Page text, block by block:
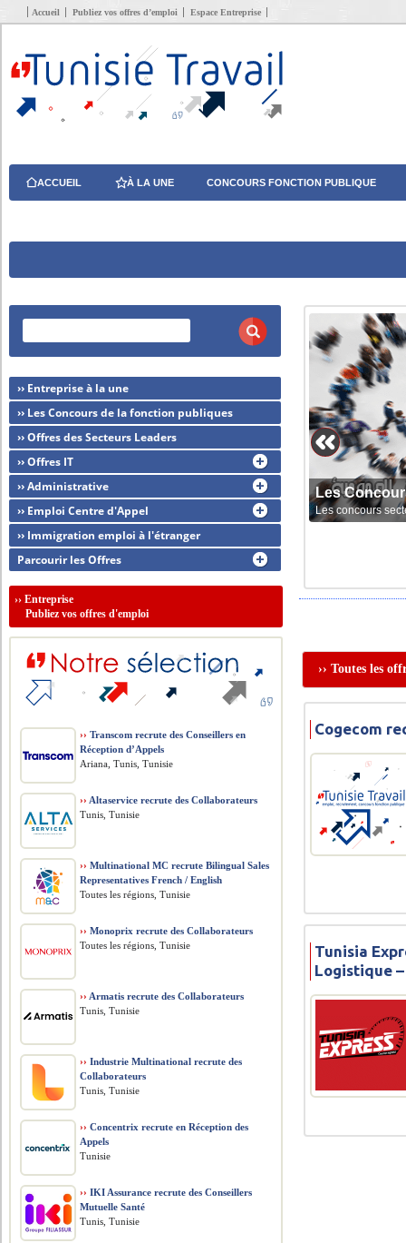
Accueil Publiez vos offres d’emploi Espace Entreprise
ACCUEIL À LA UNE CONCOURS FONCTION PUBLIQUE
Les
Les concours
›› Toutes les
Cogecom
Tunisia
Logistique –
›› Entreprise à la une
›› Les Concours de la fonction publiques
›› Offres des Secteurs Leaders
›› Offres IT
›› Administrative
›› Emploi Centre d'Appel
›› Immigration emploi à l'étranger
Parcourir les Offres
››Entreprise
Publiez vos offres d'emploi
›› Transcom recrute des Conseillers en
Réception d’Appels
Ariana, Tunis, Tunisie
›› Altaservice recrute des Collaborateurs
Tunis, Tunisie
›› Multinational MC recrute Bilingual Sales
Representatives French / English
Toutes les régions, Tunisie
›› Monoprix recrute des Collaborateurs
Toutes les régions, Tunisie
›› Armatis recrute des Collaborateurs
Tunis, Tunisie
›› Industrie Multinational recrute des
Collaborateurs
Tunis, Tunisie
›› Concentrix recrute en Réception des
Appels
Tunisie
›› IKI Assurance recrute des Conseillers
Mutuelle Santé
Tunis, Tunisie